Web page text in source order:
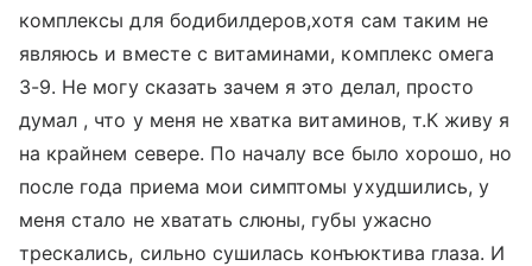
комплексы для бодибилдеров,хотя сам таким не
являюсь и вместе с витаминами, комплекс омега
3-9. Не могу сказать зачем я это делал, просто
думал , что у меня не хватка витаминов, т.К живу я
на крайнем севере. По началу все было хорошо, но
после года приема мои симптомы ухудшились, у
меня стало не хватать слюны, губы ужасно
трескались, сильно сушилась конъюктива глаза. И